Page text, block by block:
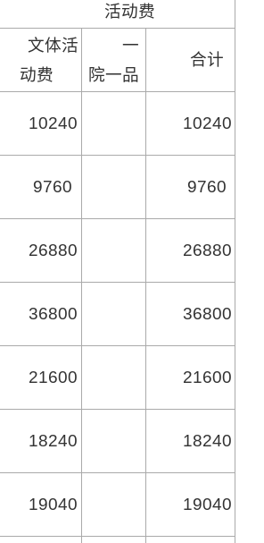
活动费
文体活
动费
一
院一品
合计
10240 10240
9760 9760
26880 26880
36800 36800
21600 21600
18240 18240
19040 19040